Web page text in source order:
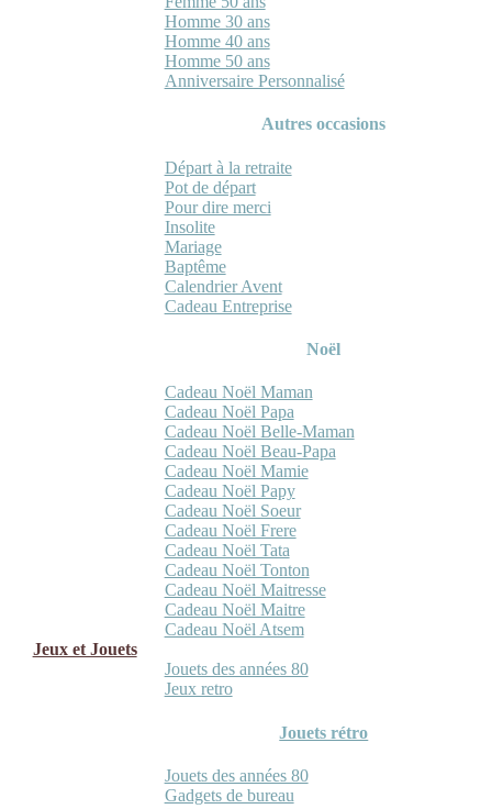
Homme 30 ans
Homme 40 ans
Homme 50 ans
Anniversaire Personnalisé
Autres occasions
Départ à la retraite
Pot de départ
Pour dire merci
Insolite
Mariage
Baptême
Calendrier Avent
Cadeau Entreprise
Noël
Cadeau Noël Maman
Cadeau Noël Papa
Cadeau Noël Belle-Maman
Cadeau Noël Beau-Papa
Cadeau Noël Mamie
Cadeau Noël Papy
Cadeau Noël Soeur
Cadeau Noël Frere
Cadeau Noël Tata
Cadeau Noël Tonton
Cadeau Noël Maitresse
Cadeau Noël Maitre
Cadeau Noël Atsem
Jeux et Jouets
Jouets des années 80
Jeux retro
Jouets rétro
Jouets des années 80
Gadgets de bureau